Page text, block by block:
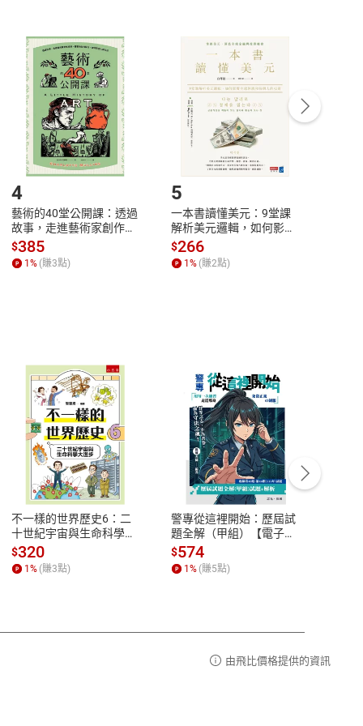
有形媒介提供之數位內容，消費者同意若訂購後
點選「瀏覽訂單明細」
「申請取消訂單/ 退
貨。
付款方式
Payment
完成訂單
Complete
號，下載書籍後看書
性
參
客服資訊
服務時間：週一到週五 10:00-12:00、
13:00-17:00 (國定假日及例假日休息)
客服電話：0080-1857077
4
藝術的40堂公開課：透過
故事，走進藝術家創作現
場，看藝術如何誕生、如
何形塑人類生活【電子
書】
$385
1% (賺3點)
5
一本書讀懂美元：9堂課
解析美元邏輯，如何影響
全球經濟和每個人的投資
【電子書】
$266
1% (賺2點)
不一樣的世界歷史6：二
十世紀宇宙與生命科學大
進步【電子書】
$320
1% (賺3點)
警專從這裡開始：歷屆試
題全解（甲組）【電子
書】
$574
1% (賺5點)
由飛比價格提供的資訊